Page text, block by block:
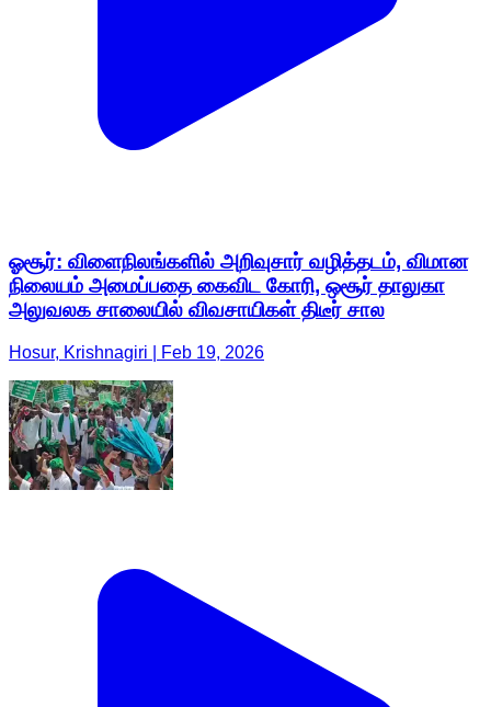
ஓசூர்: விளைநிலங்களில் அறிவுசார் வழித்தடம், விமான
நிலையம் அமைப்பதை கைவிட கோரி, ஒசூர் தாலுகா
அலுவலக சாலையில் விவசாயிகள் திடீர் சால
Hosur, Krishnagiri | Feb 19, 2026